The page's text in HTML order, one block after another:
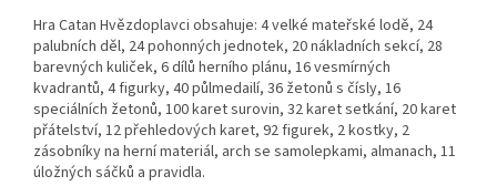
Hra Catan Hvězdoplavci obsahuje: 4 velké mateřské lodě, 24
palubních děl, 24 pohonných jednotek, 20 nákladních sekcí, 28
barevných kuliček, 6 dílů herního plánu, 16 vesmírných
kvadrantů, 4 figurky, 40 půlmedailí, 36 žetonů s čísly, 16
speciálních žetonů, 100 karet surovin, 32 karet setkání, 20 karet
přátelství, 12 přehledových karet, 92 figurek, 2 kostky, 2
zásobníky na herní materiál, arch se samolepkami, almanach, 11
úložných sáčků a pravidla.